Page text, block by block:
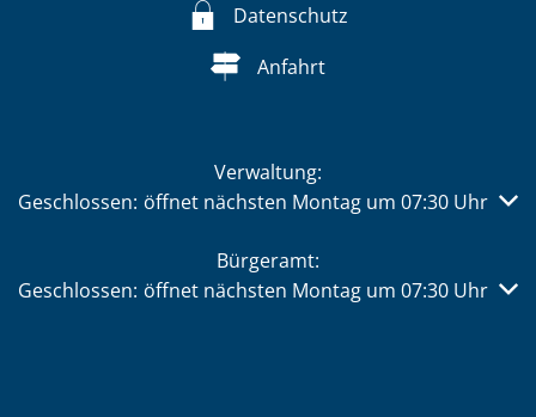
Datenschutz
Anfahrt
Verwaltung:
Klicken, um weitere Öffnungs- oder Schließzeiten
Geschlossen: öffnet nächsten Montag um 07:30 Uhr
Bürgeramt:
Klicken, um weitere Öffnungs- oder Schließzeiten
Geschlossen: öffnet nächsten Montag um 07:30 Uhr